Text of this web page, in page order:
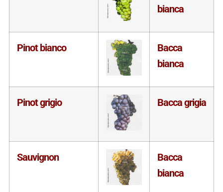
bianca
Pinot bianco
Bacca
bianca
Pinot grigio Bacca grigia
Sauvignon
Bacca
bianca